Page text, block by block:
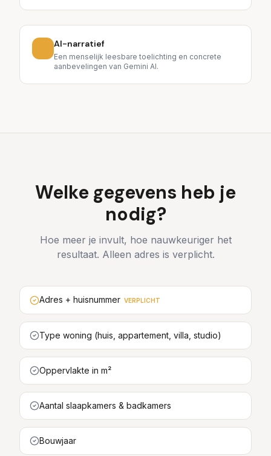
AI-narratief
Een menselijk leesbare toelichting en concrete
aanbevelingen van Gemini AI.
Welke gegevens heb je
nodig?
Hoe meer je invult, hoe nauwkeuriger het
resultaat. Alleen adres is verplicht.
Adres + huisnummer VERPLICHT
Type woning (huis, appartement, villa, studio)
Oppervlakte in m²
Aantal slaapkamers & badkamers
Bouwjaar